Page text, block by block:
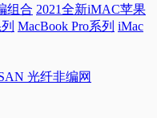
组合 2021全新iMAC苹果
MacBook Pro系列 iMac
光纤非编网